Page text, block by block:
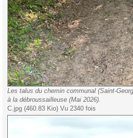
Les talus du chemin communal (Saint-
à la débroussailleuse (Mai 2026).
C.jpg (460.83 Kio) Vu 2340 fois